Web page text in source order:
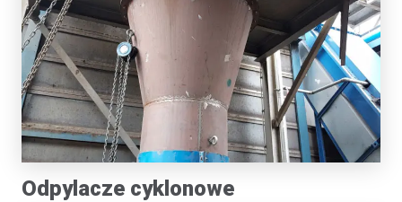
Odpylacze cyklonowe